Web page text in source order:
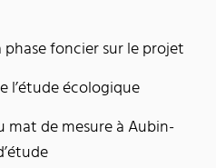
foncier sur le projet
l’étude écologique
mat de mesure à Aubin-